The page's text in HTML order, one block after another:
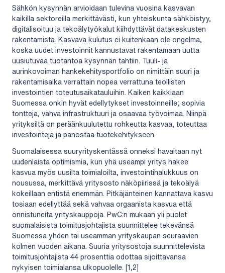
Sähkön kysynnän arvioidaan tulevina vuosina kasvavan
kaikilla sektoreilla merkittävästi, kun yhteiskunta sähköistyy,
digitalisoituu ja tekoälytyökalut kiihdyttävät datakeskusten
rakentamista. Kasvava kulutus ei kuitenkaan ole ongelma,
koska uudet investoinnit kannustavat rakentamaan uutta
uusiutuvaa tuotantoa kysynnän tahtiin. Tuuli- ja
aurinkovoiman hankekehitysportfolio on nimittäin suuri ja
rakentamisaika verrattain nopea verrattuna teollisten
investointien toteutusaikatauluihin. Kaiken kaikkiaan
Suomessa onkin hyvät edellytykset investoinneille; sopivia
tontteja, vahva infrastruktuuri ja osaavaa työvoimaa. Niinpä
yrityksiltä on peräänkuulutettu rohkeutta kasvaa, toteuttaa
investointeja ja panostaa tuotekehitykseen.
Suomalaisessa suuryrityskentässä onneksi havaitaan nyt
uudenlaista optimismia, kun yhä useampi yritys hakee
kasvua myös uusilta toimialoilta, investointihalukkuus on
nousussa, merkittävä yritysosto näköpiirissä ja tekoälyä
kokeillaan entistä enemmän. Pitkäjänteinen kannattava kasvu
tosiaan edellyttää sekä vahvaa orgaanista kasvua että
onnistuneita yrityskauppoja. PwC:n mukaan yli puolet
suomalaisista toimitusjohtajista suunnittelee tekevänsä
Suomessa yhden tai useamman yrityskaupan seuraavien
kolmen vuoden aikana. Suuria yritysostoja suunnittelevista
toimitusjohtajista 44 prosenttia odottaa sijoittavansa
nykyisen toimialansa ulkopuolelle. [1,2]